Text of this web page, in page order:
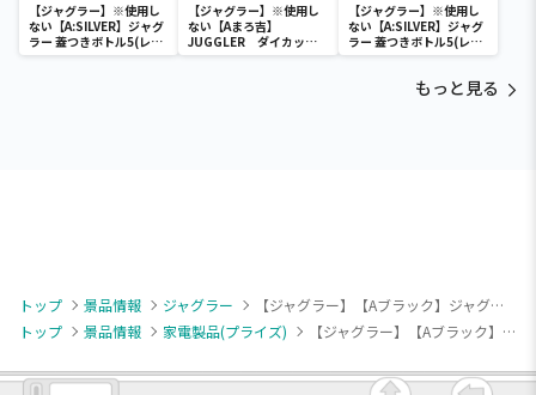
【ジャグラー】※使用し
ない【A:SILVER】ジャグ
ラー 蓋つきボトル5(レイ
ンボー)
【ジャグラー】※使用し
ない【Aまろ吉】
JUGGLER ダイカット
マットvol.4
【ジャグラー】※使用し
ない【A:SILVER】ジャグ
ラー 蓋つきボトル5(レイ
ンボー)
もっと見る
トップ 景品情報 ジャグラー
【ジャグラー】【Aブラック】ジャグラー タッチライトスピーカー3
トップ
景品情報 家電製品(プライズ) 【ジャグラー】【Aブラック】ジャグラー タッチライトスピーカー3